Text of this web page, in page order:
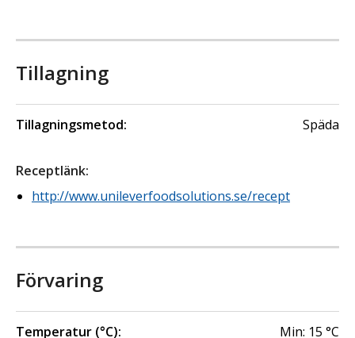
Tillagning
Tillagningsmetod: Späda
Receptlänk:
http://www.unileverfoodsolutions.se/recept
Förvaring
Temperatur (°C): Min: 15 °C